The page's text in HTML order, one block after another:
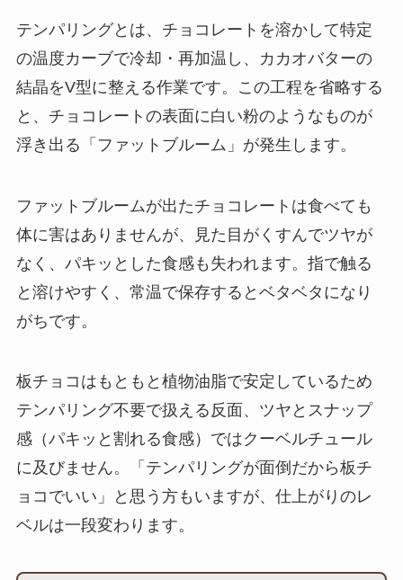
テンパリングとは、チョコレートを溶かして特定
の温度カーブで冷却・再加温し、カカオバターの
結晶をV型に整える作業です。この工程を省略する
と、チョコレートの表面に白い粉のようなものが
浮き出る「ファットブルーム」が発生します。
ファットブルームが出たチョコレートは食べても
体に害はありませんが、見た目がくすんでツヤが
なく、パキッとした食感も失われます。指で触る
と溶けやすく、常温で保存するとベタベタになり
がちです。
板チョコはもともと植物油脂で安定しているため
テンパリング不要で扱える反面、ツヤとスナップ
感（パキッと割れる食感）ではクーベルチュール
に及びません。「テンパリングが面倒だから板チ
ョコでいい」と思う方もいますが、仕上がりのレ
ベルは一段変わります。